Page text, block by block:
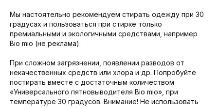
Мы настоятельно рекомендуем стирать одежду при 30
градусах и пользоваться при стирке только
премиальными и экологичными средствами, например
Bio mio (не реклама).
При сложном загрязнении, появлении разводов от
некачественных средств или хлора и др. Попробуйте
постирать вместе с достаточным количеством
«Универсального пятновыводителя Bio mio», при
температуре 30 градусов. Внимание! Не использовать